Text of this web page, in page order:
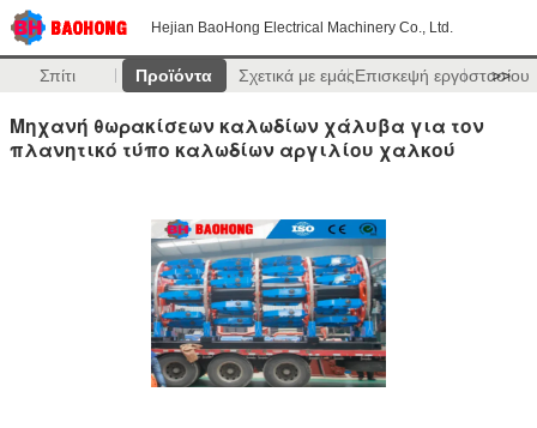
Hejian BaoHong Electrical Machinery Co., Ltd.
Σπίτι Προϊόντα Σχετικά με εμάςΕπισκεψή εργοστασίου
>>
Μηχανή θωρακίσεων καλωδίων χάλυβα για τον
πλανητικό τύπο καλωδίων αργιλίου χαλκού